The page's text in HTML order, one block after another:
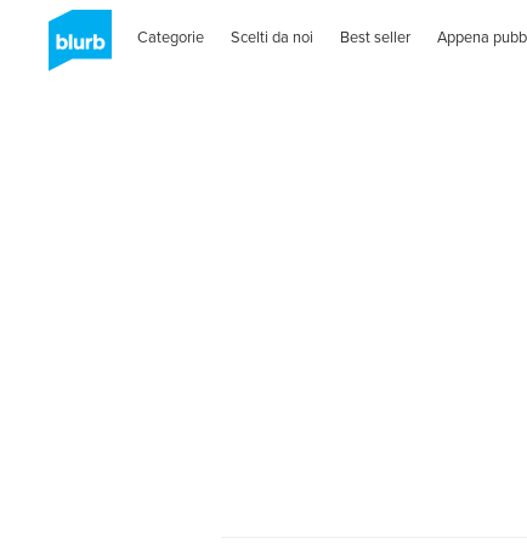
Categorie Scelti da noi Best seller Appena